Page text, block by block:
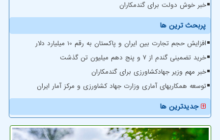
خبر خوش دولت برای گندمکاران
پربحث ترین ها
افزایش حجم تجارت بین ایران و پاکستان به رقم 10 میلیارد دلار
خرید تضمینی گندم از ۷ و پنج دهم میلیون تن گذشت
خبر مهم وزیر جهادکشاورزی برای گندمکاران
توسعه همکاریهای آماری وزارت جهاد کشاورزی و مرکز آمار ایران
جدیدترین ها